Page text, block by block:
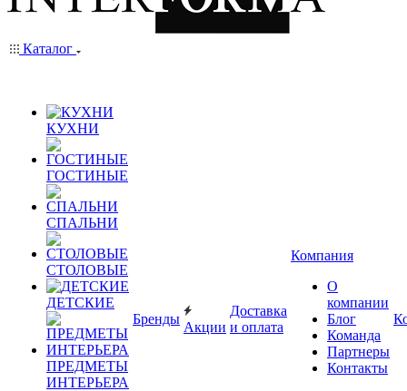
Каталог
КУХНИ
ГОСТИНЫЕ
СПАЛЬНИ
СТОЛОВЫЕ
ДЕТСКИЕ
ПРЕДМЕТЫ
ИНТЕРЬЕРА
Бренды
Акции
Доставка
и оплата
Компания
О
компании
Блог
Команда
Партнеры
Контакты